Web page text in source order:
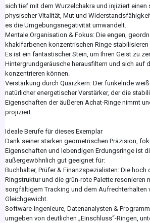
sich tief mit dem Wurzelchakra und injiziert einen
physischer Vitalität, Mut und
es die Umgebungsnegativität umwandelt.
Mentale Organisation & Fokus: Die engen,
khakifarbenen konzentrischen Ringe stabilisieren
Es ist ein fantastischer Stein, um Ihren Geist zu
Hintergrundgeräusche herausfiltern und sich auf
konzentrieren können.
Verstärkung durch Quarzkern: Der funkelnde
natürlicher energetischer Verstärker, der die
Eigenschaften der äußeren Achat-Ringe nimmt
projiziert.
Ideale Berufe für dieses Exemplar
Dank seiner starken geometrischen Präzision,
Eigenschaften und lebendigen Erdungsringe ist
außergewöhnlich gut geeignet für:
Buchhalter, Prüfer & Finanzspezialisten: Die
Ringstruktur und die grün-rote Palette resonieren
sorgfältigem Tracking und dem Aufrechterhalten
Gleichgewicht.
Software-Ingenieure, Datenanalysten &
umgeben von deutlichen „Einschluss“-Ringen,